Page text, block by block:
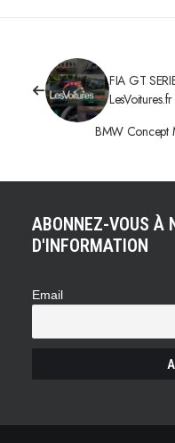
FIA GT
BMW Concept
ABONNEZ-VOUS À
D'INFORMATION
Email